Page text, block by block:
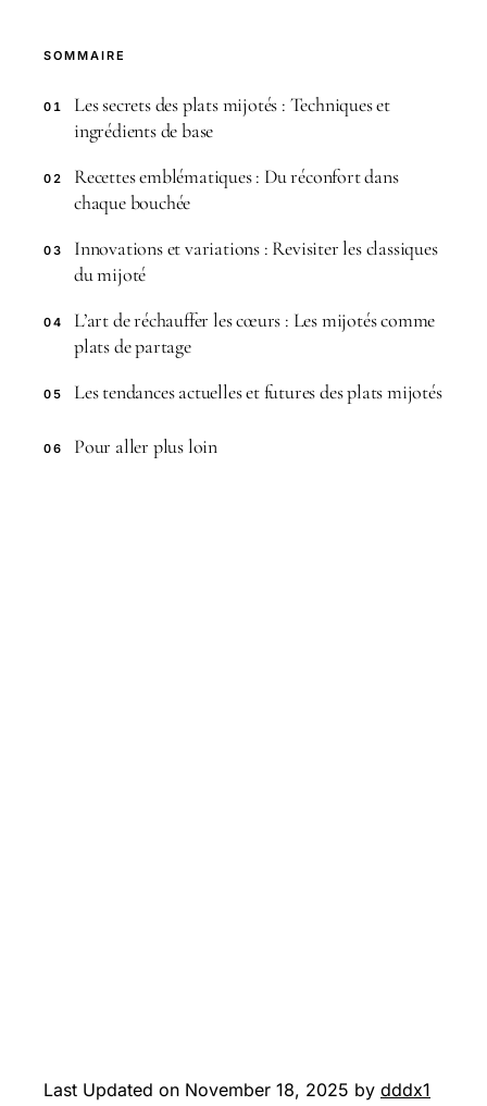
SOMMAIRE
01
Les secrets des plats mijotés : Techniques et
ingrédients de base
02
Recettes emblématiques : Du réconfort dans
chaque bouchée
03
Innovations et variations : Revisiter les classiques
du mijoté
04
L’art de réchauffer les cœurs : Les mijotés comme
plats de partage
05 Les tendances actuelles et futures des plats mijotés
06 Pour aller plus loin
Last Updated on November 18, 2025 by dddx1